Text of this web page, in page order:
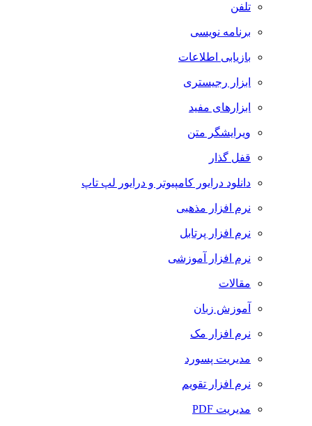
تلفن
برنامه نویسی
بازیابی اطلاعات
ابزار رجیستری
ابزارهای مفید
ویرایشگر متن
قفل گذار
دانلود درایور کامپیوتر و درایور لپ تاپ
نرم افزار مذهبی
نرم افزار پرتابل
نرم افزار آموزشی
مقالات
آموزش زبان
نرم افزار مک
مدیریت پسورد
نرم افزار تقویم
مدیریت PDF